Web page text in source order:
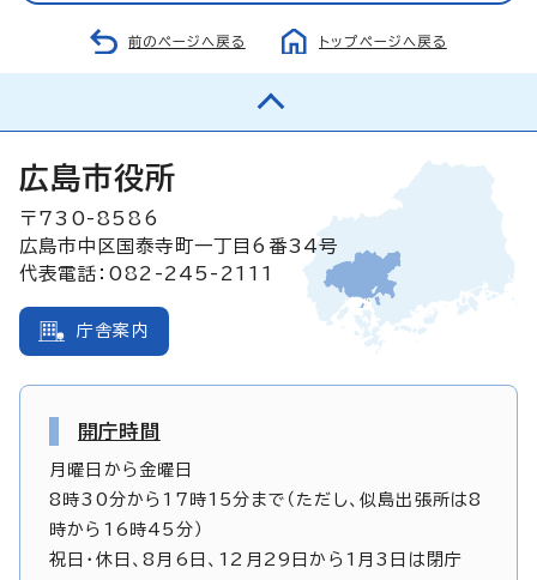
前のページへ戻る トップページへ戻る
広島市役所
〒730-8586
広島市中区国泰寺町一丁目6番34号
代表電話：082-245-2111
庁舎案内
開庁時間
月曜日から金曜日
8時30分から17時15分まで（ただし、似島出張所は8
時から16時45分）
祝日・休日、8月6日、12月29日から1月3日は閉庁